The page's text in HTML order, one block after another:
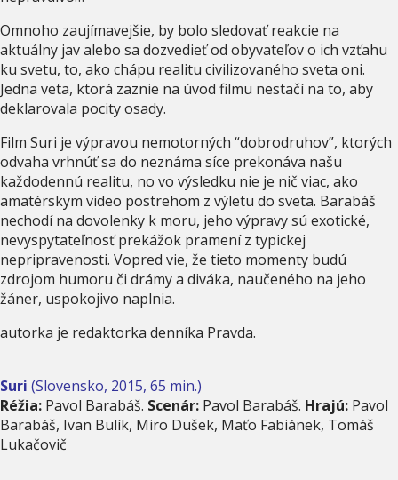
Omnoho zaujímavejšie, by bolo sledovať reakcie na
aktuálny jav alebo sa dozvedieť od obyvateľov o ich vzťahu
ku svetu, to, ako chápu realitu civilizovaného sveta oni.
Jedna veta, ktorá zaznie na úvod filmu nestačí na to, aby
deklarovala pocity osady.
Film Suri je výpravou nemotorných “dobrodruhov”, ktorých
odvaha vrhnúť sa do neznáma síce prekonáva našu
každodennú realitu, no vo výsledku nie je nič viac, ako
amatérskym video postrehom z výletu do sveta. Barabáš
nechodí na dovolenky k moru, jeho výpravy sú exotické,
nevyspytateľnosť prekážok pramení z typickej
nepripravenosti. Vopred vie, že tieto momenty budú
zdrojom humoru či drámy a diváka, naučeného na jeho
žáner, uspokojivo naplnia.
autorka je redaktorka denníka Pravda.
Suri (Slovensko, 2015, 65 min.)
Réžia: Pavol Barabáš. Scenár: Pavol Barabáš. Hrajú: Pavol
Barabáš, Ivan Bulík, Miro Dušek, Maťo Fabiánek, Tomáš
Lukačovič